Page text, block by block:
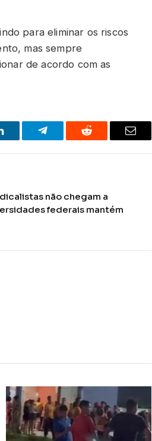
para eliminar os riscos
mas sempre
de acordo com as
Telegram Reddit Email
não chegam a
federais mantém